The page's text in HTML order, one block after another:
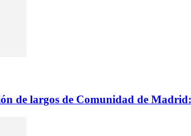
de largos de Comunidad de Madrid: